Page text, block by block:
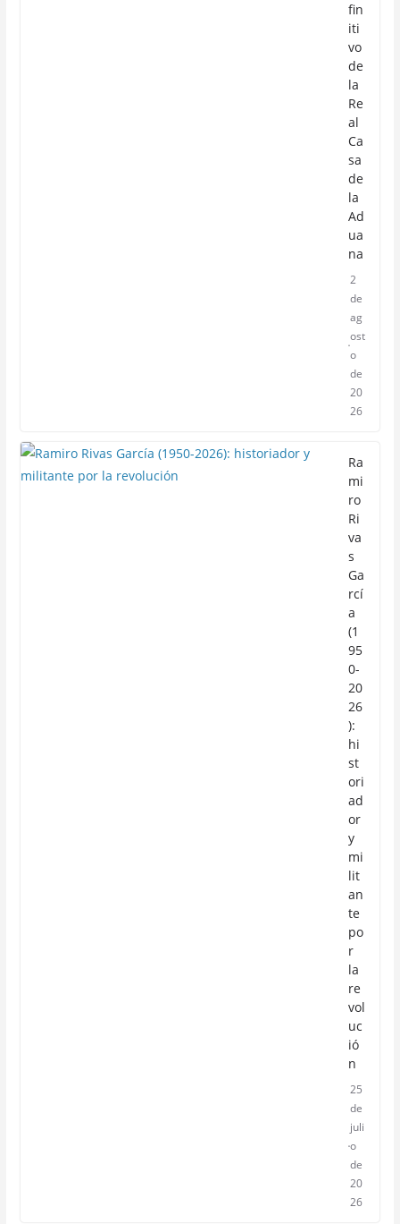
fin
iti
vo
de
la
Re
al
Ca
sa
de
la
Ad
ua
na
2
de
ag
ost
o
de
20
26
Ra
mi
ro
Ri
va
s
Ga
rcí
a
(1
95
0-
20
26
):
hi
st
ori
ad
or
y
mi
lit
an
te
po
r
la
re
vol
uc
ió
n
25
de
juli
o
de
20
26